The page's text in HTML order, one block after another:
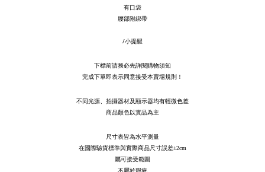
有口袋
腰部附綁帶
/小提醒
下標前請務必先詳閱購物須知
完成下單即表示同意接受本賣場規則！
不同光源、拍攝器材及顯示器均有輕微色差
商品顏色以實品為主
尺寸表皆為水平測量
在國際驗貨標準與實際商品尺寸誤差±2cm
屬可接受範圍
不屬於瑕疵